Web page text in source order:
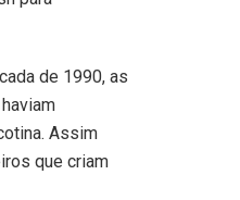
de 1990, as
Assim
que criam